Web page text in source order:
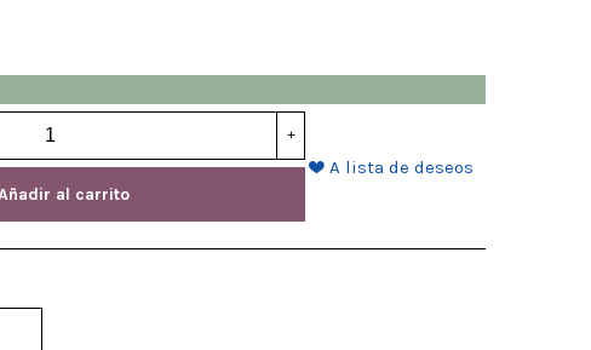
+
al carrito
A lista de deseos